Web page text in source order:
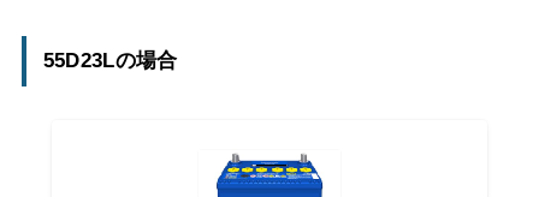
55D23Lの場合